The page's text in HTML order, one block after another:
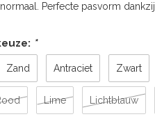
Perfecte pasvorm
*
Zand Antraciet Zwart
Lime Lichtblauw